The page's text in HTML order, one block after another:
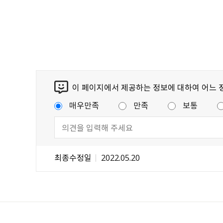
이 페이지에서 제공하는 정보에 대하여 어느
매우만족
만족 보통
최종수정일 2022.05.20